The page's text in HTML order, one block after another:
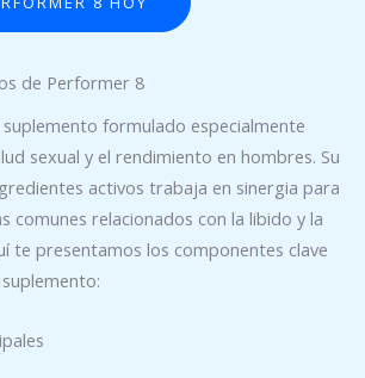
de Performer 8
formulado especialmente
sexual y el rendimiento en hombres. Su
activos trabaja en sinergia para
comunes relacionados con la libido y la
te presentamos los componentes clave